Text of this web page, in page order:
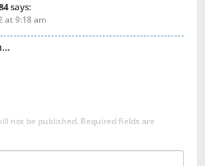
says:
at 9:18 am
not be published. Required fields are